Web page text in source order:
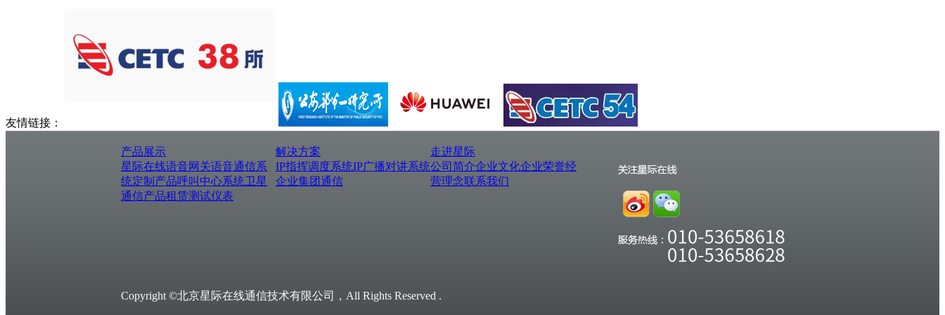
友情链接：
产品展示
星际在线语音网关语音通信系
统定制产品呼叫中心系统卫星
通信产品租赁测试仪表
解决方案
IP指挥调度系统IP广播对讲系统
企业集团通信
走进星际
公司简介企业文化企业荣誉经
营理念联系我们
Copyright ©北京星际在线通信技术有限公司，All Rights Reserved .